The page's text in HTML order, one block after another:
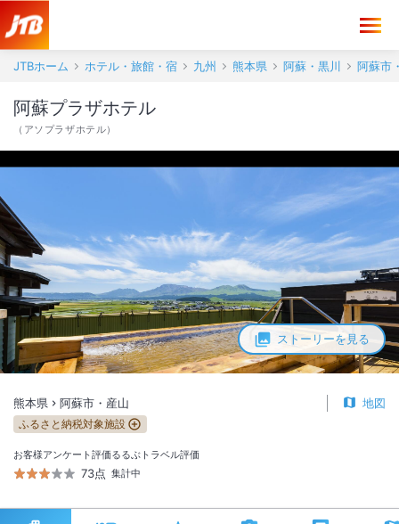
JTBホーム ホテル・旅館・宿 九州 熊本県 阿蘇・黒川 阿蘇市
ストーリーを見る
阿蘇プラザホテル
（ アソプラザホテル）
熊本県 阿蘇市・産山 地図
ふるさと納税対象施設
お客様アンケート評価
73点
るるぶトラベル評価
集計中